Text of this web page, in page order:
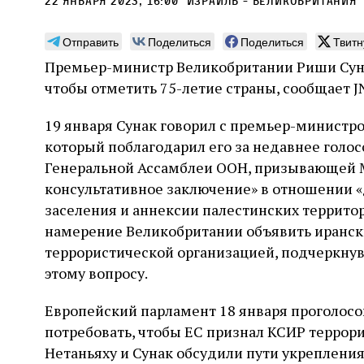
Отправить Поделиться Поделиться
Премьер-министр Великобритании Риши
чтобы отметить 75-летие страны, сообщает
19 января Сунак говорил с премьер-
который поблагодарил его за недавнее
Генеральной Ассамблеи ООН, призывающей
консультативное заключение» в отношении
заселения и аннексии палестинских
намерение Великобритании объявить
террористической организацией,
этому вопросу.
Европейский парламент 18 января
потребовать, чтобы ЕС признал КСИР
Нетаньяху и Сунак обсудили пути
неделя, изменившая
судьбу еврейского ишува
Примерно за полторы недели до начала
погромов Ребе совершал поездку по святым
местам Эрец‑Исраэль. Он посетил, в
частности, Пещеру праотцев и Западную
стену. Он, несомненно, почувствовал
необычайное напряжение и сознательно
отказался приходить к Стене в Тиша бе‑Ав,
чтобы не собирать вокруг себя большое
самым не усиливать напряжённость
Проверено временем
Александр
Ицкович
и
По
тела